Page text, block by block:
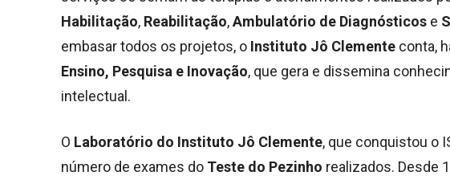
Habilitação, Reabilitação,Ambulatório de Diagnósticos e
embasar todos os projetos, o Instituto Jô Clemente conta,
Ensino, Pesquisa e Inovação, que gera e dissemina
intelectual.
O Laboratório do Instituto Jô Clemente, que conquistou o
número de exames do Teste do Pezinho realizados. Desde